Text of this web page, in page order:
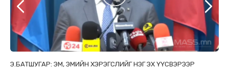
Э.БАТШУГАР: ЭМ, ЭМИЙН ХЭРЭГСЛИЙГ НЭГ ЭХ ҮҮСВЭРЭЭР